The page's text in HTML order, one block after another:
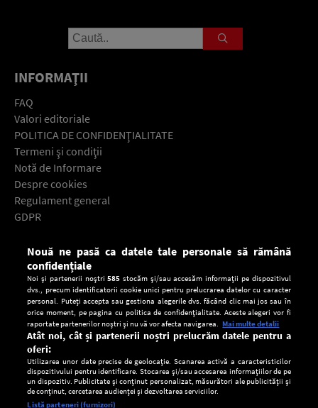
INFORMAŢII
FAQ
Valori editoriale
POLITICA DE CONFIDENŢIALITATE
Termeni şi condiţii
Notă de Informare
Despre cookies
Regulament general
GDPR
Descarcă gratuit aplicaţia Europa FM pentru smartphone:
Setări:
Nouă ne pasă ca datele tale personale să rămână
confidențiale
Noi și partenerii noștri585 stocăm și/sau accesăm informații pe dispozitivul
dvs., precum identificatorii cookie unici pentru prelucrarea datelor cu caracter
personal. Puteți accepta sau gestiona alegerile dvs. făcând clic mai jos sau în
orice moment, pe pagina cu politica de confidențialitate. Aceste alegeri vor fi
raportate partenerilor noștri și nu vă vor afecta navigarea. Mai multe detalii
Atât noi, cât și partenerii noștri prelucrăm datele pentru a
oferi:
Utilizarea unor date precise de geolocație. Scanarea activă a caracteristicilor
dispozitivului pentru identificare. Stocarea și/sau accesarea informațiilor de pe
un dispozitiv. Publicitate și conținut personalizat, măsurători ale publicității și
de conținut, cercetarea audienței și dezvoltarea serviciilor.
Listă parteneri (furnizori)